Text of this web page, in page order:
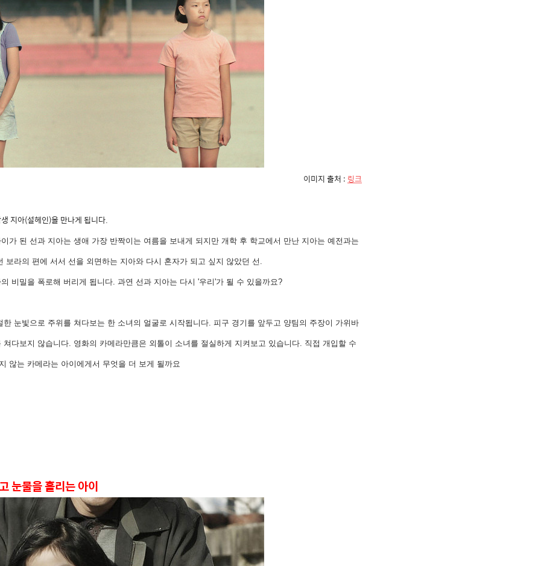
이미지 출처 : 링크
지아(설헤인)을 만나게 됩니다.
가 된 선과 지아는 생애 가장 반짝이는 여름을 보내게 되지만 개학 후 학교에서 만난 지아는 예전과는
라의 편에 서서 선을 외면하는 지아와 다시 혼자가 되고 싶지 않았던 선.
비밀을 폭로해 버리게 됩니다. 과연 선과 지아는 다시 '우리'가 될 수 있을까요?
눈빛으로 주위를 쳐다보는 한 소녀의 얼굴로 시작됩니다. 피구 경기를 앞두고 양팀의 주장이 가위바
다보지 않습니다. 영화의 카메라만큼은 외톨이 소녀를 절실하게 지켜보고 있습니다. 직접 개입할 수
않는 카메라는 아이에게서 무엇을 더 보게 될까요
눈물을 흘리는 아이